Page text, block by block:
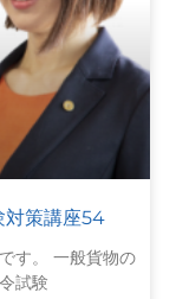
対策講座54
す。 一般貨物の
試験